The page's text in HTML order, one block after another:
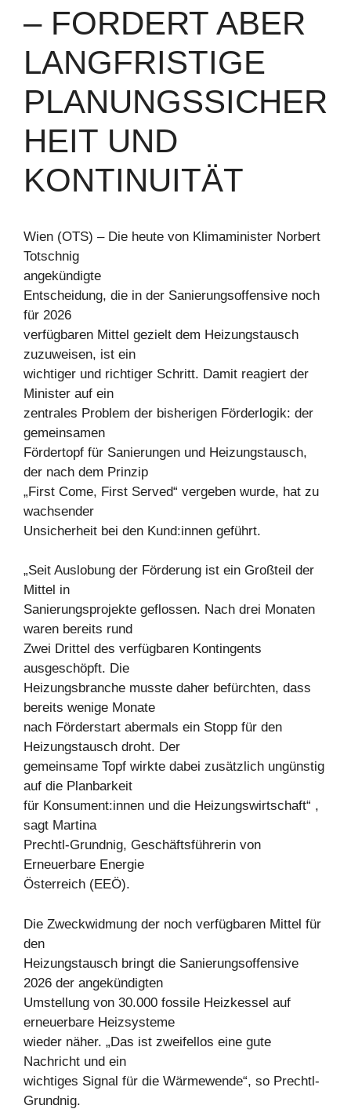
FORDERT ABER L
ANGFRISTIGE P
LANUNGSSICHERH
EIT UND K
ONTINUITÄT
Wien (OTS) – Die heute von Klimaminister Norbert
Totschnig
angekündigte
Entscheidung, die in der Sanierungsoffensive noch
für 2026
verfügbaren Mittel gezielt dem Heizungstausch
zuzuweisen, ist ein
wichtiger und richtiger Schritt. Damit reagiert der
Minister auf ein
zentrales Problem der bisherigen Förderlogik: der
gemeinsamen
Fördertopf für Sanierungen und Heizungstausch,
der nach dem Prinzip
„First Come, First Served“ vergeben wurde, hat zu
wachsender
Unsicherheit bei den Kund:innen geführt.
„Seit Auslobung der Förderung ist ein Großteil der
Mittel in
Sanierungsprojekte geflossen. Nach drei Monaten
waren bereits rund
Zwei Drittel des verfügbaren Kontingents
ausgeschöpft. Die
Heizungsbranche musste daher befürchten, dass
bereits wenige Monate
nach Förderstart abermals ein Stopp für den
Heizungstausch droht. Der
gemeinsame Topf wirkte dabei zusätzlich ungünstig
auf die Planbarkeit
für Konsument:innen und die Heizungswirtschaft“ ,
sagt Martina
Prechtl-Grundnig, Geschäftsführerin von
Erneuerbare Energie
Österreich (EEÖ).
Die Zweckwidmung der noch verfügbaren Mittel für
den
Heizungstausch bringt die Sanierungsoffensive
2026 der angekündigten
Umstellung von 30.000 fossile Heizkessel auf
erneuerbare Heizsysteme
wieder näher. „Das ist zweifellos eine gute
Nachricht und ein
wichtiges Signal für die Wärmewende“, so Prechtl-
Grundnig.